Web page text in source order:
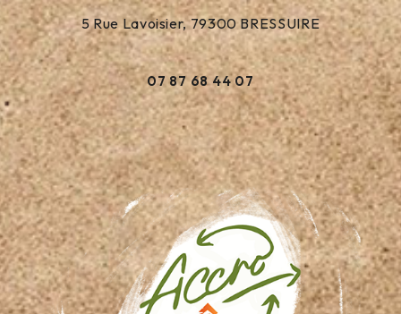
5 Rue Lavoisier, 79300 BRESSUIRE
07 87 68 44 07